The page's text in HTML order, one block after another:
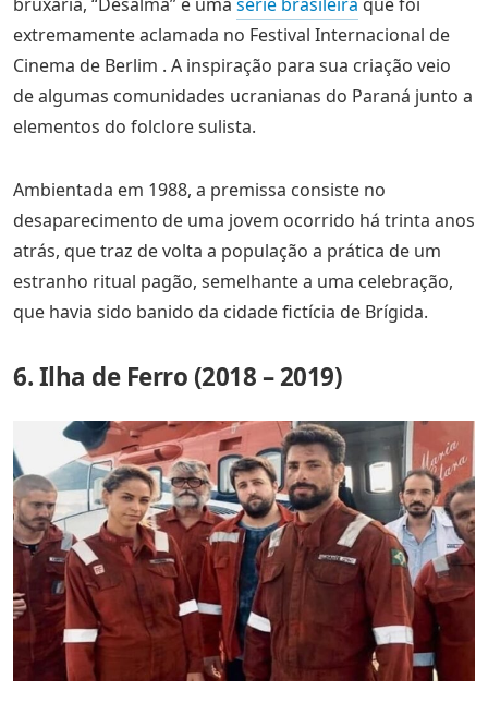
extremamente aclamada no Festival Internacional de
Cinema de Berlim . A inspiração para sua criação veio
de algumas comunidades ucranianas do Paraná junto a
elementos do folclore sulista.
Ambientada em 1988, a premissa consiste no
desaparecimento de uma jovem ocorrido há trinta anos
atrás, que traz de volta a população a prática de um
estranho ritual pagão, semelhante a uma celebração,
que havia sido banido da cidade fictícia de Brígida.
6. Ilha de Ferro (2018 – 2019)